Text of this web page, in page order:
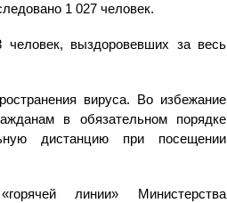
1 027 человек.
человек, выздоровевших за весь
вируса. Во избежание
в обязательном порядке
дистанцию при посещении
линии» Министерства